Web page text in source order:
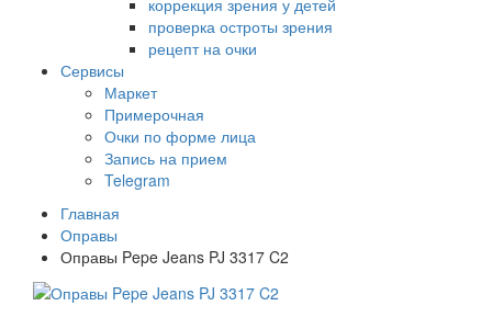
коррекция зрения у детей
проверка остроты зрения
рецепт на очки
Сервисы
Маркет
Примерочная
Очки по форме лица
Запись на прием
Telegram
Главная
Оправы
Оправы Pepe Jeans PJ 3317 C2